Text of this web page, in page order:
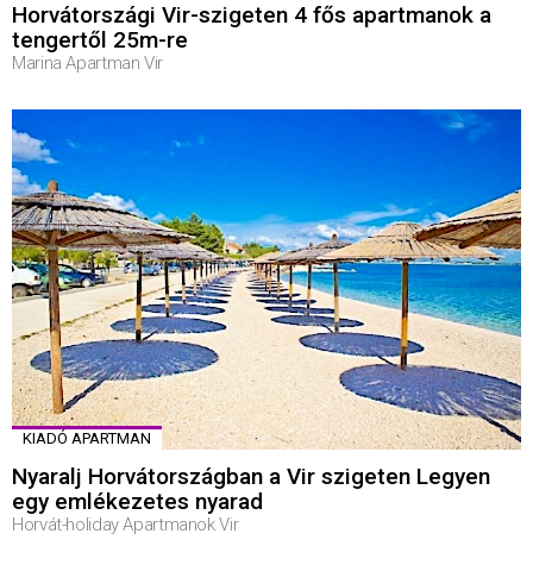
Horvátországi Vir-szigeten 4 fős apartmanok a
tengertől 25m-re
Marina Apartman Vir
KIADÓ APARTMAN
Nyaralj Horvátországban a Vir szigeten Legyen
egy emlékezetes nyarad
Horvát-holiday Apartmanok Vir